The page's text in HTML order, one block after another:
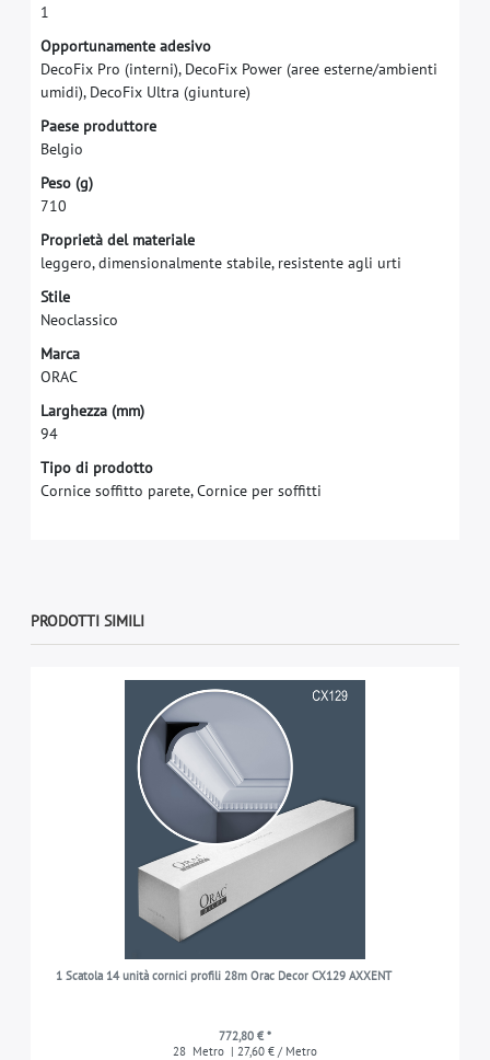
1
Opportunamente adesivo
DecoFix Pro (interni), DecoFix Power (aree esterne/ambienti
umidi), DecoFix Ultra (giunture)
Paese produttore
Belgio
Peso (g)
710
Proprietà del materiale
leggero, dimensionalmente stabile, resistente agli urti
Stile
Neoclassico
Marca
ORAC
Larghezza (mm)
94
Tipo di prodotto
Cornice soffitto parete, Cornice per soffitti
PRODOTTI SIMILI
1 Scatola 14 unità cornici profili 28m Orac Decor CX129 AXXENT
772,80 € *
28 Metro | 27,60 € / Metro